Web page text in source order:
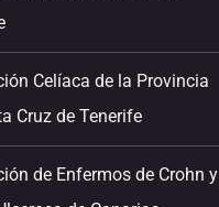
Celíaca de la Provincia
Cruz de Tenerife
de Enfermos de Crohn y